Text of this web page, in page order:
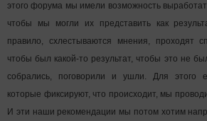
этого форума мы имели возможность
чтобы мы могли их представить как
правило, схлестываются мнения, проходят
чтобы был какой-то результат, чтобы это не
собрались, поговорили и ушли. Для этого
которые фиксируют, что происходит, мы
И эти наши рекомендации мы потом хотим